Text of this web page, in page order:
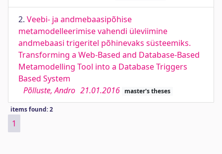
2. Veebi- ja andmebaasipõhise
metamodelleerimise vahendi üleviimine
andmebaasi trigeritel põhinevaks süsteemiks.
Transforming a Web-Based and Database-Based
Metamodelling Tool into a Database Triggers
Based System
Põlluste, Andro 21.01.2016 master's theses
items found: 2
1